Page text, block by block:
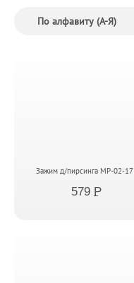
По алфавиту (А-Я)
Зажим д/пирсинга MP-02-17
579 P